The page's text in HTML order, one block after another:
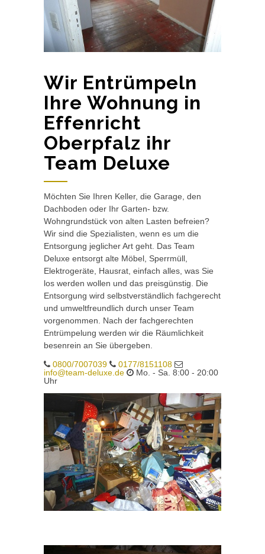
Wir Entrümpeln
Ihre Wohnung in
Effenricht
Oberpfalz ihr
Team Deluxe
Möchten Sie Ihren Keller, die Garage, den
Dachboden oder Ihr Garten- bzw.
Wohngrundstück von alten Lasten befreien?
Wir sind die Spezialisten, wenn es um die
Entsorgung jeglicher Art geht. Das Team
Deluxe entsorgt alte Möbel, Sperrmüll,
Elektrogeräte, Hausrat, einfach alles, was Sie
los werden wollen und das preisgünstig. Die
Entsorgung wird selbstverständlich fachgerecht
und umweltfreundlich durch unser Team
vorgenommen. Nach der fachgerechten
Entrümpelung werden wir die Räumlichkeit
besenrein an Sie übergeben.
0800/7007039
0177/8151108
info@team-deluxe.de
Mo. - Sa. 8:00 - 20:00
Uhr